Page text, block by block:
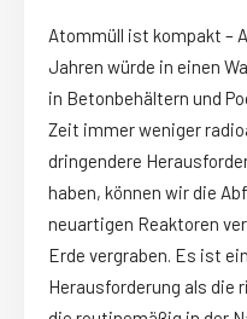
Atommüll ist kompakt –
Jahren würde in einen
in Betonbehältern und
Zeit immer weniger
dringendere
haben, können wir die
neuartigen Reaktoren
Erde vergraben. Es ist
Herausforderung als die